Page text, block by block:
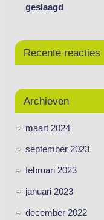
geslaagd
Recente reacties
Archieven
maart 2024
september 2023
februari 2023
januari 2023
december 2022